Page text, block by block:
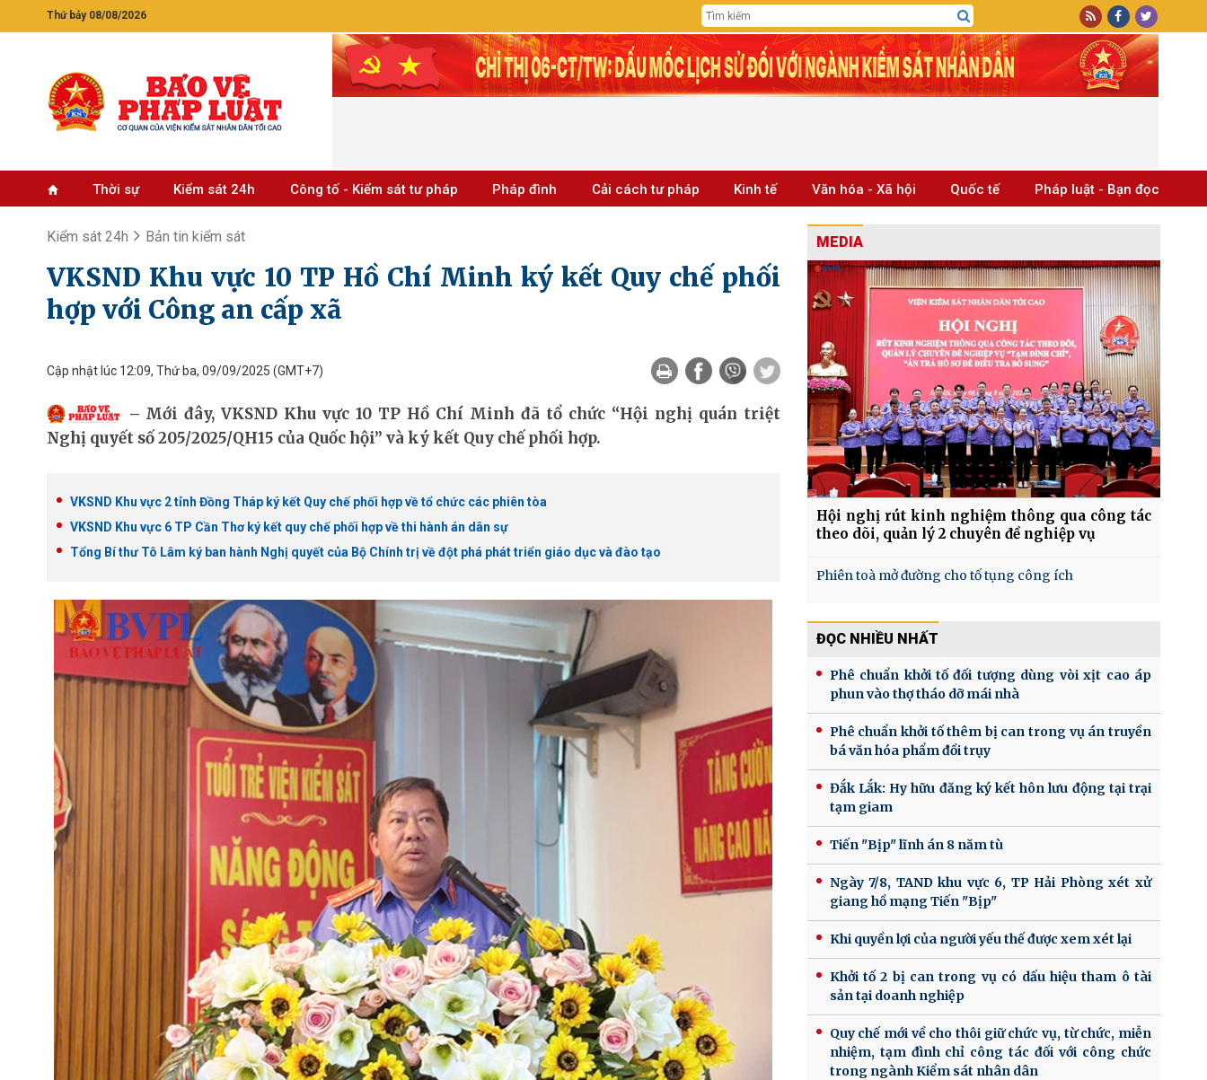
Thứ bảy 08/08/2026
Thời sự Kiểm sát 24h Công tố - Kiểm sát tư pháp Pháp đình Cải cách tư pháp Kinh tế Văn hóa - Xã hội Quốc tế Pháp luật - Bạn đọc
Kiểm sát 24h Bản tin kiểm sát
VKSND Khu vực 10 TP Hồ Chí Minh ký kết Quy chế phối
hợp với Công an cấp xã
Cập nhật lúc 12:09, Thứ ba, 09/09/2025 (GMT+7)
Mới đây, VKSND Khu vực 10 TP Hồ Chí Minh đã tổ chức “Hội nghị quán triệt
Nghị quyết số 205/2025/QH15 của Quốc hội” và ký kết Quy chế phối hợp.
VKSND Khu vực 2 tỉnh Đồng Tháp ký kết Quy chế phối hợp về tổ chức các phiên tòa
VKSND Khu vực 6 TP Cần Thơ ký kết quy chế phối hợp về thi hành án dân sự
Tổng Bí thư Tô Lâm ký ban hành Nghị quyết của Bộ Chính trị về đột phá phát triển giáo dục và đào tạo
MEDIA
Hội nghị rút kinh nghiệm thông qua công tác
theo dõi, quản lý 2 chuyên đề nghiệp vụ
Phiên toà mở đường cho tố tụng công ích
ĐỌC NHIỀU NHẤT
Phê chuẩn khởi tố đối tượng dùng vòi xịt cao áp
phun vào thợ tháo dỡ mái nhà
Phê chuẩn khởi tố thêm bị can trong vụ án truyền
bá văn hóa phẩm đồi trụy
Đắk Lắk: Hy hữu đăng ký kết hôn lưu động tại trại
tạm giam
Tiến "Bịp" lĩnh án 8 năm tù
Ngày 7/8, TAND khu vực 6, TP Hải Phòng xét xử
giang hồ mạng Tiến "Bịp"
Khi quyền lợi của người yếu thế được xem xét lại
Khởi tố 2 bị can trong vụ có dấu hiệu tham ô tài
sản tại doanh nghiệp
Quy chế mới về cho thôi giữ chức vụ, từ chức, miễn
nhiệm, tạm đình chỉ công tác đối với công chức
trong ngành Kiểm sát nhân dân